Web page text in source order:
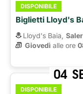
DISPONIBILE
Biglietti Lloyd's
Lloyd's Baia,
Giovedì alle ore
04
DISPONIBILE